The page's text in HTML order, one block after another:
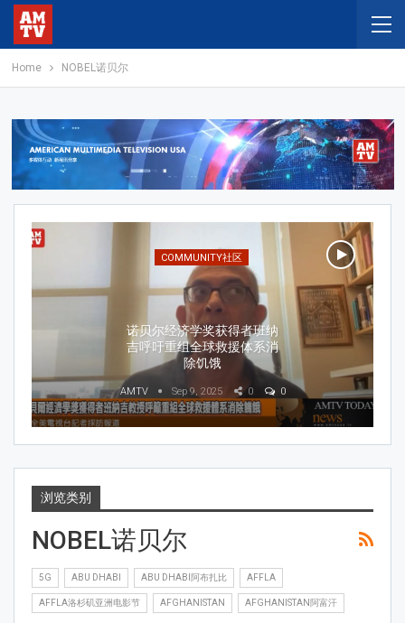
Home NOBEL诺贝尔
NEWS新闻
2025年诺贝尔和平奖授予委
内瑞拉反对派领导人马查
多，以表彰其推动民主
AMTV Oct 10, 2025 0 0
浏览类别
NOBEL诺贝尔
5G ABU DHABI ABU DHABI阿布扎比 AFFLA
AFFLA洛杉矶亚洲电影节 AFGHANISTAN AFGHANISTAN阿富汗